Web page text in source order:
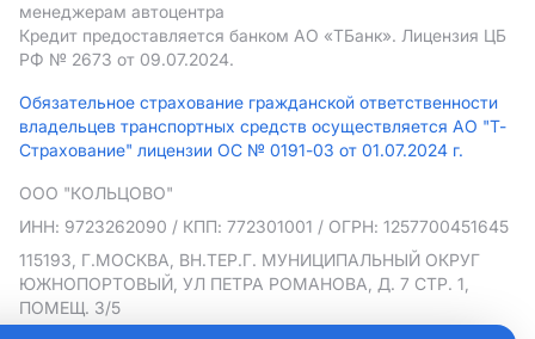
менеджерам автоцентра
Кредит предоставляется банком АO «ТБанк». Лицензия ЦБ
РФ № 2673 от 09.07.2024.
Обязательное страхование гражданской ответственности
владельцев транспортных средств осуществляется АО "Т-
Страхование" лицензии ОС № 0191-03 от 01.07.2024 г.
ООО "КОЛЬЦОВО"
ИНН: 9723262090 / КПП: 772301001 / ОГРН: 1257700451645
115193, Г.МОСКВА, ВН.ТЕР.Г. МУНИЦИПАЛЬНЫЙ ОКРУГ
ЮЖНОПОРТОВЫЙ, УЛ ПЕТРА РОМАНОВА, Д. 7 СТР. 1,
ПОМЕЩ. 3/5